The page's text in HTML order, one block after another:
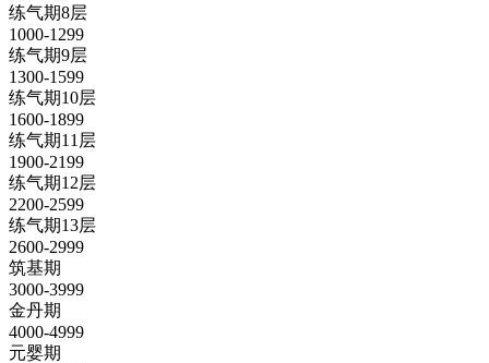
练气期8层
1000-1299
练气期9层
1300-1599
练气期10层
1600-1899
练气期11层
1900-2199
练气期12层
2200-2599
练气期13层
2600-2999
筑基期
3000-3999
金丹期
4000-4999
元婴期